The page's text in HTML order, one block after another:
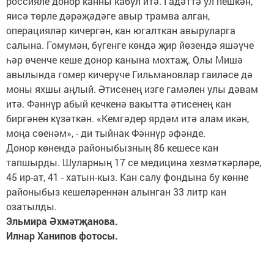
яисә төрле дәрәҗәдәге авыр трамва алган,
операцияләр кичергән, кан югалткан авыруларга
салына. Гомумән, бүгенге көндә җир йөзендә яшәүче
һәр өченче кеше донор канына мохтаҗ. Олы Мишә
авылында гомер кичерүче Гильмановлар гаиләсе дә
моны яхшы аңлый. Әтисенең изге гамәлен улы дәвам
итә. Фәннүр абый кечкенә вакытта әтисенең кан
биргәнен күзәткән. «Кемгәдер ярдәм итә алам икән,
моңа сөенәм», - ди тыйнак Фәннүр әфәнде.
Донор көнендә районыбызның 86 кешесе кан
тапшырды. Шуларның 17 се медицина хезмәткәрләре,
45 ир-ат, 41 - хатын-кыз. Кан салу фондына бу көнне
районыбыз кешеләреннән алынган 33 литр кан
озатылды.
Эльмира Әхмәтҗанова.
Илнар Ханипов фотосы.